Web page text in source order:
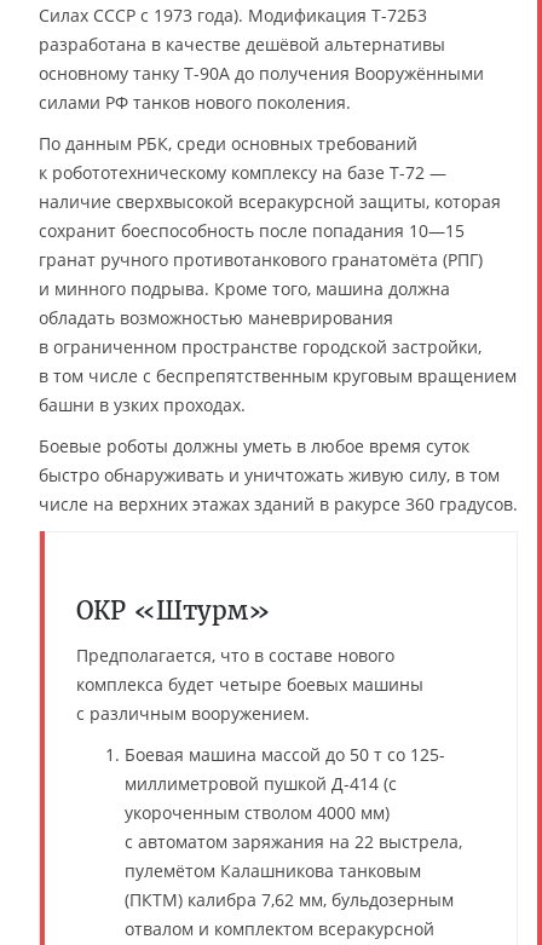
Силах СССР с 1973 года). Модификация Т-72Б3
разработана в качестве дешёвой альтернативы
основному танку Т-90А до получения Вооружёнными
силами РФ танков нового поколения.
По данным РБК, среди основных требований
к робототехническому комплексу на базе Т-72 —
наличие сверхвысокой всеракурсной защиты, которая
сохранит боеспособность после попадания 10—15
гранат ручного противотанкового гранатомёта (РПГ)
и минного подрыва. Кроме того, машина должна
обладать возможностью маневрирования
в ограниченном пространстве городской застройки,
в том числе с беспрепятственным круговым вращением
башни в узких проходах.
Боевые роботы должны уметь в любое время суток
быстро обнаруживать и уничтожать живую силу, в том
числе на верхних этажах зданий в ракурсе 360 градусов.
ОКР «Штурм»
Предполагается, что в составе нового
комплекса будет четыре боевых машины
с различным вооружением.
Боевая машина массой до 50 т со 125-
миллиметровой пушкой Д-414 (с
укороченным стволом 4000 мм)
с автоматом заряжания на 22 выстрела,
пулемётом Калашникова танковым
(ПКТМ) калибра 7,62 мм, бульдозерным
отвалом и комплектом всеракурсной